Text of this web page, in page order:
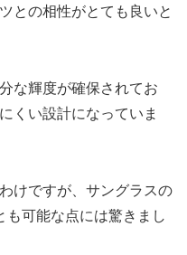
との相性がとても良いと
な輝度が確保されてお
くい設計になっていま
けですが、サングラスの
も可能な点には驚きまし